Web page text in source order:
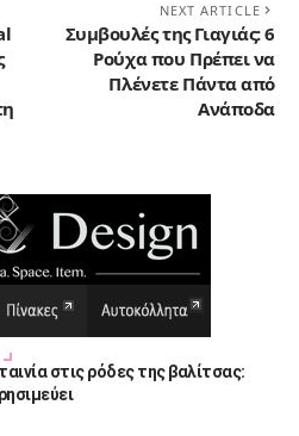
NEXT ARTICLE
Συμβουλές της Γιαγιάς: 6
Ρούχα που Πρέπει να
Πλένετε Πάντα από
Ανάποδα
στις ρόδες της βαλίτσας: